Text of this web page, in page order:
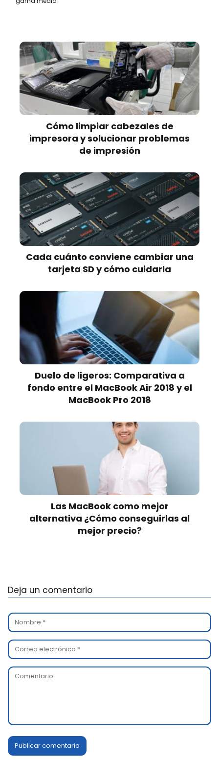
Cómo limpiar cabezales de
impresora y solucionar problemas
de impresión
Cada cuánto conviene cambiar una
tarjeta SD y cómo cuidarla
Duelo de ligeros: Comparativa a
fondo entre el MacBook Air 2018 y el
MacBook Pro 2018
Las MacBook como mejor
alternativa ¿Cómo conseguirlas al
mejor precio?
Deja un comentario